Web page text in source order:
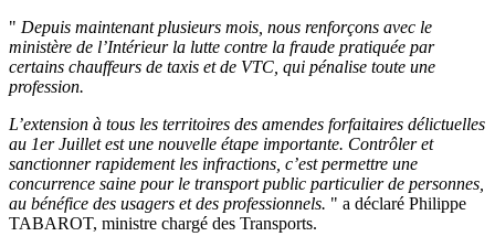
" Depuis maintenant plusieurs mois, nous renforçons avec le
ministère de l’Intérieur la lutte contre la fraude pratiquée par
certains chauffeurs de taxis et de VTC, qui pénalise toute une
profession.
L’extension à tous les territoires des amendes forfaitaires délictuelles
au 1er Juillet est une nouvelle étape importante. Contrôler et
sanctionner rapidement les infractions, c’est permettre une
concurrence saine pour le transport public particulier de personnes,
au bénéfice des usagers et des professionnels. " a déclaré Philippe
TABAROT, ministre chargé des Transports.